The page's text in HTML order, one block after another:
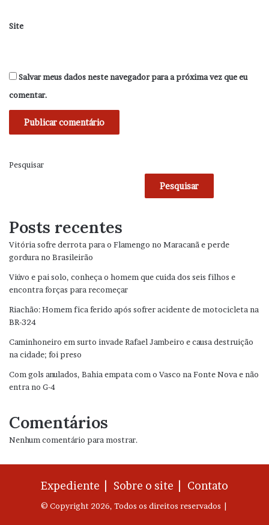
Site
Salvar meus dados neste navegador para a próxima vez que eu
comentar.
Pesquisar
Pesquisar
Posts recentes
Vitória sofre derrota para o Flamengo no Maracanã e perde
gordura no Brasileirão
Viúvo e pai solo, conheça o homem que cuida dos seis filhos e
encontra forças para recomeçar
Riachão: Homem fica ferido após sofrer acidente de motocicleta na
BR-324
Caminhoneiro em surto invade Rafael Jambeiro e causa destruição
na cidade; foi preso
Com gols anulados, Bahia empata com o Vasco na Fonte Nova e não
entra no G-4
Comentários
Nenhum comentário para mostrar.
Expediente | Sobre o site | Contato
© Copyright 2026, Todos os direitos reservados |